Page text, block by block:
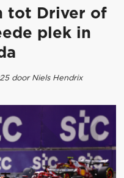
tot Driver of
plek in
door Niels Hendrix